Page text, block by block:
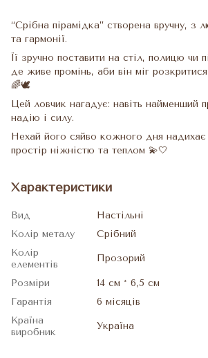
“Срібна пірамідка” створена вручну, з
та гармонії.
Її зручно поставити на стіл, полицю чи
де живе промінь, аби він міг розкритися
🌈🕊️
Цей ловчик нагадує: навіть найменший
надію і силу.
Нехай його сяйво кожного дня надихає
простір ніжністю та теплом 💫🤍
Характеристики
Вид
Настільні
Колір металу
Срібний
Колір
елементів
Прозорий
Розміри
14 см * 6,5 см
Гарантія
6 місяців
Країна
виробник
Україна